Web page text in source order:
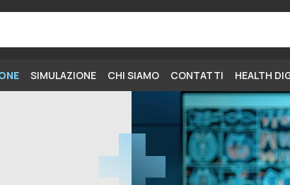
SIMULAZIONE CHI SIAMO CONTATTI HEALTH